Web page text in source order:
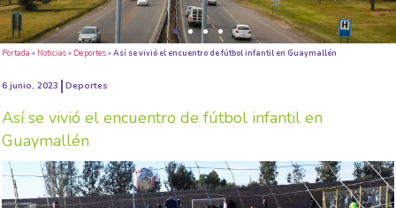
Portada » Noticias» Deportes»Así se vivió el encuentro de fútbol infantil en Guaymallén
6 junio, 2023 Deportes
Así se vivió el encuentro de fútbol infantil en
Guaymallén